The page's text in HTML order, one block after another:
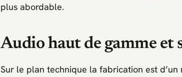
plus abordable.
Audio haut de gamme
Sur le plan technique la fabrication est